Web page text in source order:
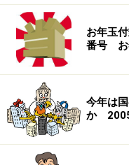
お年玉
番号 お
今年は
か 2005